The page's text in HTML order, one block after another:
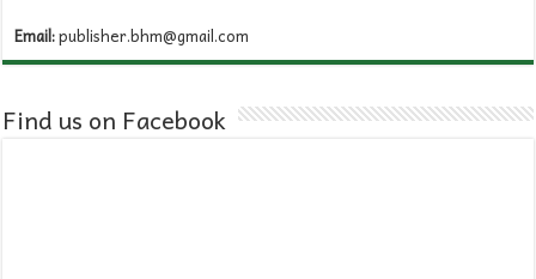
Email:publisher.bhm@gmail.com
Find us on Facebook